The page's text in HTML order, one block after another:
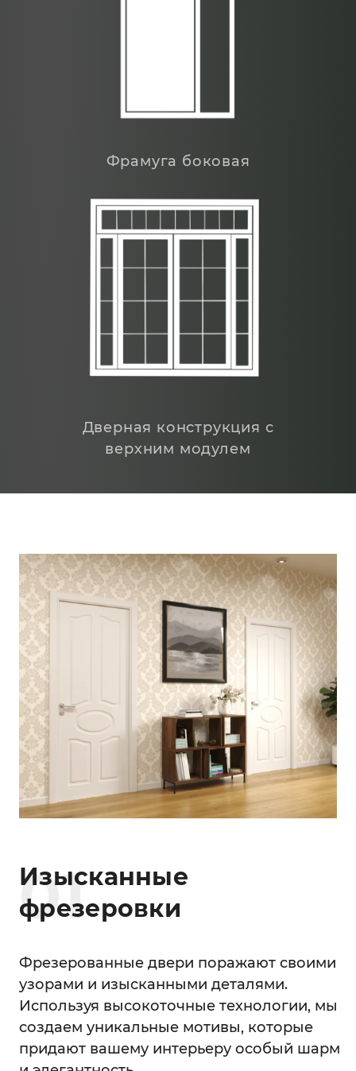
Фрамуга боковая
Дверная конструкция с
верхним модулем
Изысканные
фрезеровки
01
Фрезерованные двери поражают своими
узорами и изысканными деталями.
Используя высокоточные технологии, мы
создаем уникальные мотивы, которые
придают вашему интерьеру особый шарм